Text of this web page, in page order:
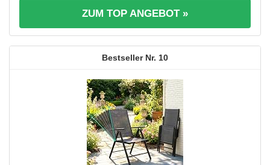
ZUM TOP ANGEBOT »
10